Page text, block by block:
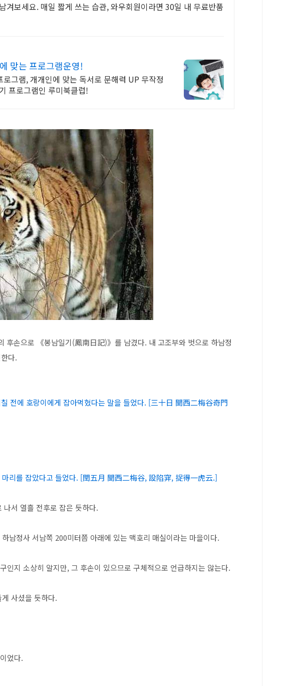
겨보세요. 매일 짧게 쓰는 습관, 와우회원이라면 30일 내 무료반품
맞는 프로그램운영!
그램, 개개인에 맞는 독서로 문해력 UP 무작정
프로그램인 루미북클럽!
후손으로 《봉남일기(鳳南日記)》를 남겼다. 내 고조부와 벗으로 하남정
다.
전에 호랑이에게 잡아먹혔다는 말을 들었다. [三十日 聞西二梅谷奇門
마리를 잡았다고 들었다. [閏五月 聞西二梅谷, 設陷穽, 捉得一虎云.]
서 열흘 전후로 잡은 듯하다.
남정사 서남쪽 200미터쯤 아래에 있는 맥호리 매실이라는 마을이다.
인지 소상히 알지만, 그 후손이 있으므로 구체적으로 언급하지는 않는다.
사셨을 듯하다.
었다.